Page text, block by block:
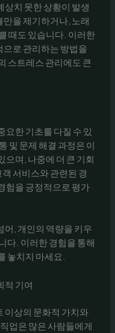
상치 못한 상황이 발생
만을 제기하거나, 노래
때도 있습니다. 이러한
로 관리하는 방법을
스트레스 관리에도 큰
요한 기초를 다질 수 있
및 문제 해결 과정은 이
으며, 나중에 더 큰 기회
서비스와 관련된 경
험을 긍정적으로 평가
어, 개인의 역량을 키우
다. 이러한 경험을 통해
놓치지 마세요.
적 기여
이상의 문화적 가치와
업은 많은 사람들에게